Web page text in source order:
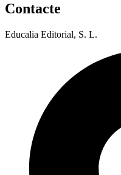
Contacte
Educalia Editorial, S. L.